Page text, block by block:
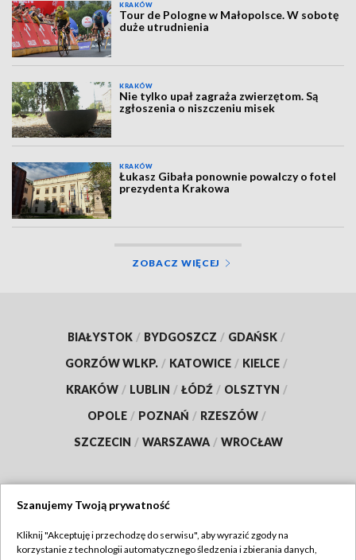
KRAKÓW
Tour de Pologne w Małopolsce. W sobotę
duże utrudnienia
KRAKÓW
Nie tylko upał zagraża zwierzętom. Są
zgłoszenia o niszczeniu misek
KRAKÓW
Łukasz Gibała ponownie powalczy o fotel
prezydenta Krakowa
ZOBACZ WIĘCEJ
BIAŁYSTOK / BYDGOSZCZ / GDAŃSK /
GORZÓW WLKP. / KATOWICE / KIELCE /
KRAKÓW / LUBLIN / ŁÓDŹ / OLSZTYN /
OPOLE / POZNAŃ / RZESZÓW /
SZCZECIN / WARSZAWA / WROCŁAW
TVP
Szanujemy Twoją prywatność
Kliknij "Akceptuję i przechodzę do serwisu", aby wyrazić zgody na
korzystanie z technologii automatycznego śledzenia i zbierania danych,